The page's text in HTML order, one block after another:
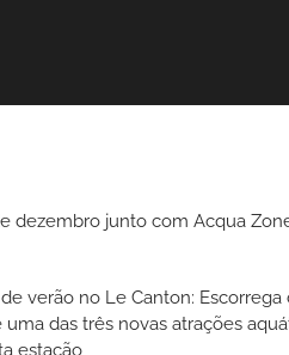
dezembro junto com Acqua